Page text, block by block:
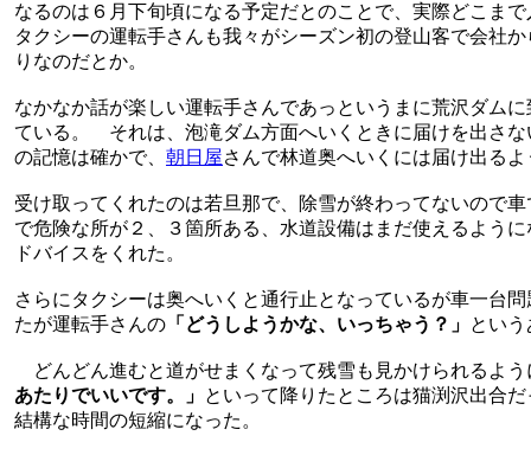
なるのは６月下旬頃になる予定だとのことで、実際どこま
タクシーの運転手さんも我々がシーズン初の登山客で会社か
りなのだとか。
なかなか話が楽しい運転手さんであっというまに荒沢ダム
ている。 それは、泡滝ダム方面へいくときに届けを出さ
の記憶は確かで、 朝日屋さんで林道奥へいくには届け出る
受け取ってくれたのは若旦那で、除雪が終わってないので
で危険な所が２、３箇所ある、水道設備はまだ使えるよう
ドバイスをくれた。
さらにタクシーは奥へいくと通行止となっているが車一台
たが運転手さんの 「どうしようかな、いっちゃう？」 とい
どんどん進むと道がせまくなって残雪も見かけられるよ
あたりでいいです。」 といって降りたところは猫渕沢出合
結構な時間の短縮になった。